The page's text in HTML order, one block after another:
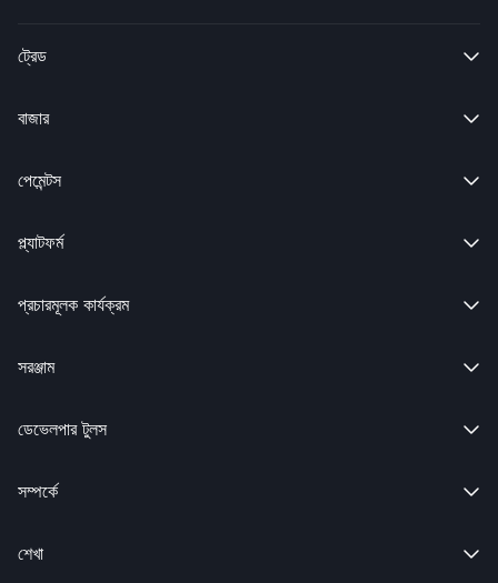
ট্রেড 
বাজার 
পেমেন্টস 
প্ল্যাটফর্ম 
প্রচারমূলক কার্যক্রম 
সরঞ্জাম 
ডেভেলপার টুলস 
সম্পর্কে 
শেখা 